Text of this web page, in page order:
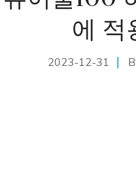
에 적
2023-12-31